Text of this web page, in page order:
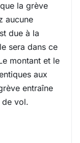
la grève
aucune
due à la
sera dans ce
montant et le
aux
entraîne
de vol.